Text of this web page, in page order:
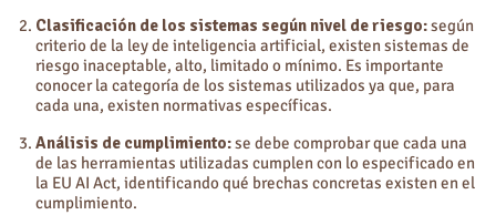
Clasificación de los sistemas según nivel de riesgo:según
criterio de la ley de inteligencia artificial, existen sistemas de
riesgo inaceptable, alto, limitado o mínimo. Es importante
conocer la categoría de los sistemas utilizados ya que, para
cada una, existen normativas específicas.
Análisis de cumplimiento:se debe comprobar que cada una
de las herramientas utilizadas cumplen con lo especificado en
la EU AI Act, identificando qué brechas concretas existen en el
cumplimiento.